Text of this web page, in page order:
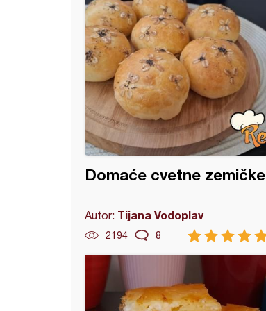
Domaće cvetne zemičke
Autor: Tijana Vodoplav
2194 8
lepinje za sendviče